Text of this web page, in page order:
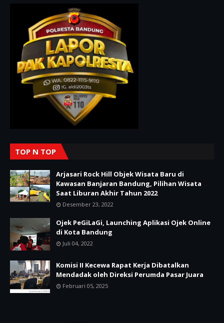
TOP N TOP
Arjasari Rock Hill Objek Wisata Baru di
Kawasan Banjaran Bandung, Pilihan Wisata
Saat Liburan Akhir Tahun 2022
Desember 23, 2022
Ojek PeGiLaGi, Launching Aplikasi Ojek Online
di Kota Bandung
Juli 04, 2022
Komisi II Kecewa Rapat Kerja Dibatalkan
Mendadak oleh Direksi Perumda Pasar Juara
Februari 05, 2025